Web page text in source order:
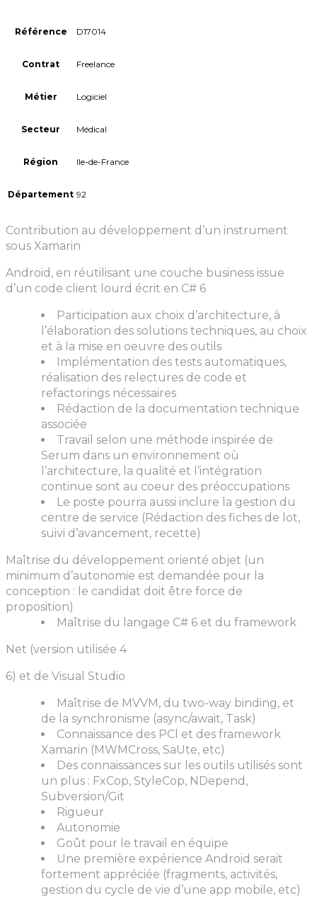
Référence D17014
Contrat Freelance
Métier Logiciel
Secteur Médical
Région Ile-de-France
Département 92
Contribution au développement d’un instrument
sous Xamarin
Android, en réutilisant une couche business issue
d’un code client lourd écrit en C# 6
Participation aux choix d’architecture, à
l’élaboration des solutions techniques, au choix
et à la mise en oeuvre des outils
Implémentation des tests automatiques,
réalisation des relectures de code et
refactorings nécessaires
Rédaction de la documentation technique
associée
Travail selon une méthode inspirée de
Serum dans un environnement où
l’architecture, la qualité et l’intégration
continue sont au coeur des préoccupations
Le poste pourra aussi inclure la gestion du
centre de service (Rédaction des fiches de lot,
suivi d’avancement, recette)
Maîtrise du développement orienté objet (un
minimum d’autonomie est demandée pour la
conception : le candidat doit être force de
proposition)
Maîtrise du langage C# 6 et du framework
Net (version utilisée 4
6) et de Visual Studio
Maîtrise de MVVM, du two-way binding, et
de la synchronisme (async/await, Task)
Connaissance des PCl et des framework
Xamarin (MWMCross, SaUte, etc)
Des connaissances sur les outils utilisés sont
un plus : FxCop, StyleCop, NDepend,
Subversion/Git
Rigueur
Autonomie
Goût pour le travail en équipe
Une première expérience Android serait
fortement appréciée (fragments, activités,
gestion du cycle de vie d’une app mobile, etc)